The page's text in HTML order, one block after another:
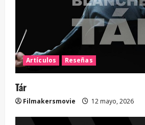
Artículos Reseñas
Tár
Filmakersmovie 12 mayo, 2026